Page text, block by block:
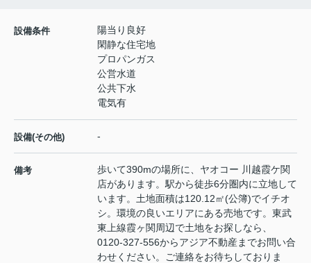
設備条件
陽当り良好
閑静な住宅地
プロパンガス
公営水道
公共下水
電気有
設備(その他) -
備考
歩いて390mの場所に、ヤオコー 川越霞ケ関
店があります。駅から徒歩6分圏内に立地して
います。土地面積は120.12㎡(公簿)でイチオ
シ。環境の良いエリアにある売地です。東武
東上線霞ヶ関周辺で土地をお探しなら、
0120-327-556からアジア不動産までお問い合
わせください。ご連絡をお待ちしておりま